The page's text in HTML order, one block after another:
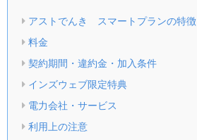
アストでんき スマートプランの特徴
料金
契約期間・違約金・加入条件
インズウェブ限定特典
電力会社・サービス
利用上の注意